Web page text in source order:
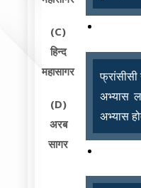
(C)
हिन्द
महासागर
(D)
अरब
सागर
फ्रांसीसी
अभ्यास
अभ्यास